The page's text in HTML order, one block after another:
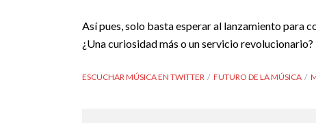
Así pues, solo basta esperar al lanzamiento para
¿Una curiosidad más o un servicio
ESCUCHAR MÚSICA EN TWITTER FUTURO DE LA MÚSICA